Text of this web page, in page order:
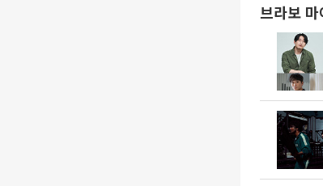
브라보